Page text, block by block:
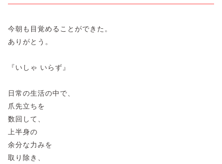
今朝も目覚めることができた。
ありがとう。
『いしゃ いらず』
日常の生活の中で、
爪先立ちを
数回して、
上半身の
余分な力みを
取り除き、